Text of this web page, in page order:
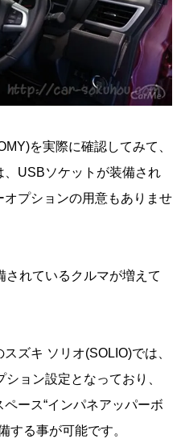
を実際に確認してみて、
USBソケットが装備され
プションの用意もありませ
れているクルマが増えて
ズキ ソリオ(SOLIO)では、
ョン設定となっており、
ース“インパネアッパーボ
する事が可能です。